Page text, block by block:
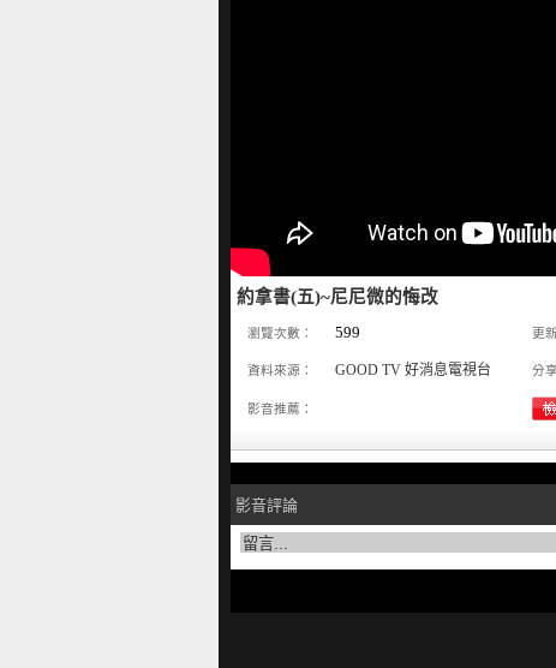
約拿書(五)~尼尼微的悔改
瀏覽次數： 599 更
資料來源： GOOD TV 好消息電視台 分
影音推薦：
影音評論